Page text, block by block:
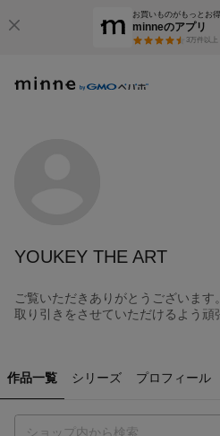
お買いものがもっとお
minneのアプリ
3万件以上
YOUKEY THE ART
ご覧いただきありがとうございま
取り引きをさせていただけるよう頑
作品一覧 シリーズ プロフィール